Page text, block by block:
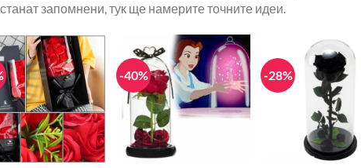
запомнени, тук ще намерите точните идеи.
-40% -28%